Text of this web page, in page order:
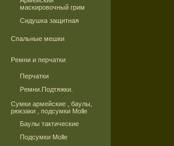
маскировочный грим
Сидушка защитная
Спальные мешки
Ремни и перчатки
Перчатки
Ремни.Подтяжки.
Сумки армейские , баулы,
рюкзаки , подсумки Molle
Баулы тактические
Подсумки Molle